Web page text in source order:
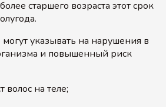
старшего возраста этот срок
указывать на нарушения в
и повышенный риск
на теле;